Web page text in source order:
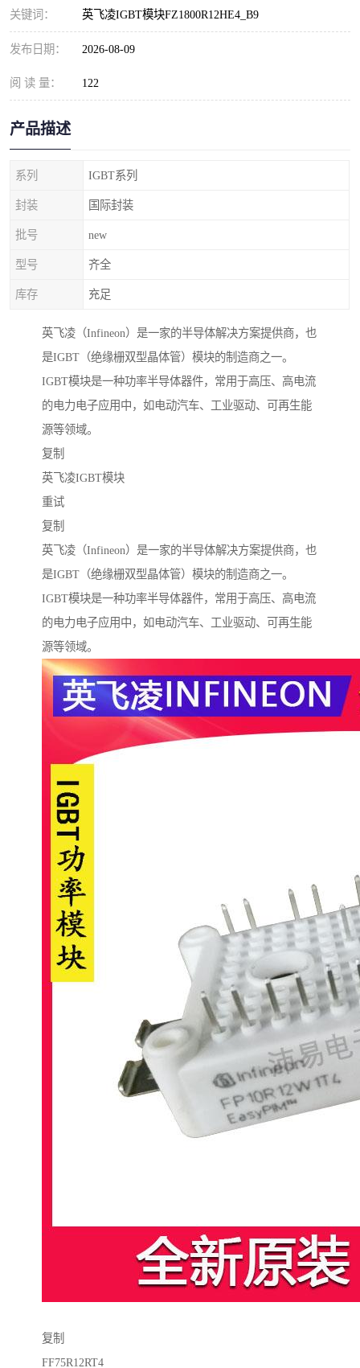
关键词： 英飞凌IGBT模块FZ1800R12HE4_B9
发布日期： 2026-08-09
阅 读 量： 122
产品描述
系列 IGBT系列
封装 国际封装
批号 new
型号 齐全
库存 充足
英飞凌（Infineon）是一家的半导体解决方案提供商，也
是IGBT（绝缘栅双型晶体管）模块的制造商之一。
IGBT模块是一种功率半导体器件，常用于高压、高电流
的电力电子应用中，如电动汽车、工业驱动、可再生能
源等领域。
复制
英飞凌IGBT模块
重试
复制
英飞凌（Infineon）是一家的半导体解决方案提供商，也
是IGBT（绝缘栅双型晶体管）模块的制造商之一。
IGBT模块是一种功率半导体器件，常用于高压、高电流
的电力电子应用中，如电动汽车、工业驱动、可再生能
源等领域。
复制
FF75R12RT4